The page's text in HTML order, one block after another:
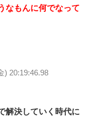
なもんに何でなって
) 20:19:46.98
解決していく時代に